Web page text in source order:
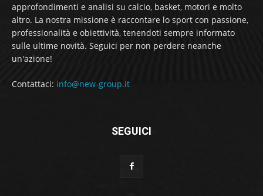
approfondimenti e analisi su calcio, basket, motori e molto
altro. La nostra missione è raccontare lo sport con passione,
professionalità e obiettività, tenendoti sempre informato
sulle ultime novità. Seguici per non perdere neanche
un'azione!
Contattaci: info@new-group.it
SEGUICI